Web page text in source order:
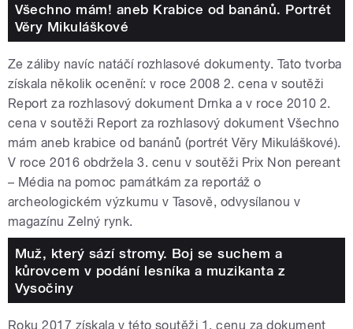
Všechno mám! aneb Krabice od banánů. Portrét
Věry Mikuláškové
Ze záliby navíc natáčí rozhlasové dokumenty. Tato tvorba
získala několik ocenění: v roce 2008 2. cena v soutěži
Report za rozhlasový dokument Drnka a v roce 2010 2.
cena v soutěži Report za rozhlasový dokument Všechno
mám aneb krabice od banánů (portrét Věry Mikuláškové).
V roce 2016 obdržela 3. cenu v soutěži Prix Non pereant
– Média na pomoc památkám za reportáž o
archeologickém výzkumu v Tasově, odvysílanou v
magazínu Zelný rynk.
Muž, který sází stromy. Boj se suchem a
kůrovcem v podání lesníka a muzikanta z
Vysočiny
Roku 2017 získala v této soutěži 1. cenu za dokument